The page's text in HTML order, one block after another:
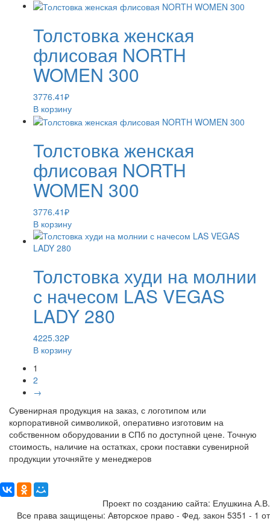
Толстовка женская
флисовая NORTH
WOMEN 300
3776.41₽
В корзину
Толстовка женская
флисовая NORTH
WOMEN 300
3776.41₽
В корзину
Толстовка худи на молнии
с начесом LAS VEGAS
LADY 280
4225.32₽
В корзину
1
2
→
Сувенирная продукция на заказ, с логотипом или
корпоративной символикой, оперативно изготовим на
собственном оборудовании в СПб по доступной цене. Точную
стоимость, наличие на остатках, сроки поставки сувенирной
продукции уточняйте у менеджеров
Проект по созданию сайта: Елушкина А.В.
Все права защищены: Авторское право - Фед. закон 5351 - 1 от